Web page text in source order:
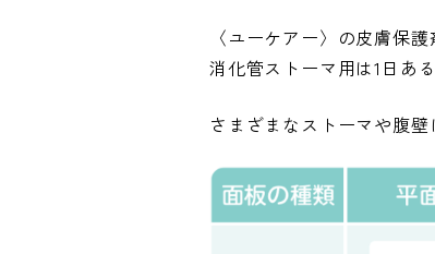
〈ユーケアー〉の皮膚保
消化管ストーマ用は1日あ
さまざまなストーマや腹